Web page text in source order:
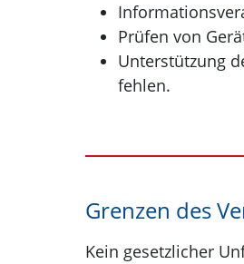
Prüfen von
Unterstützung
fehlen.
Grenzen des
Kein gesetzlicher